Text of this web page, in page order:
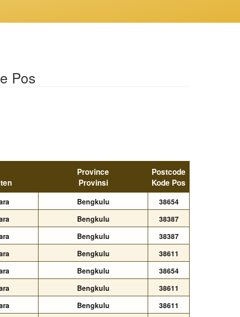
Pos
Province
Provinsi
Postcode
Kode Pos
Bengkulu
38654
Bengkulu
38387
Bengkulu
38387
Bengkulu
38611
Bengkulu
38654
Bengkulu
38611
Bengkulu
38611